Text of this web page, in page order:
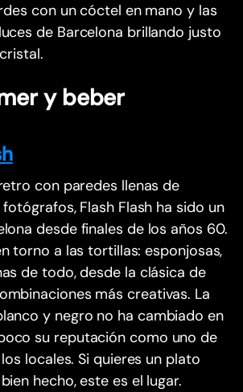
con un cóctel en mano y las
de Barcelona brillando justo
y beber
con paredes llenas de
Flash Flash ha sido un
desde finales de los años 60.
torno a las tortillas: esponjosas,
de todo, desde la clásica de
más creativas. La
y negro no ha cambiado en
su reputación como uno de
locales. Si quieres un plato
hecho, este es el lugar.